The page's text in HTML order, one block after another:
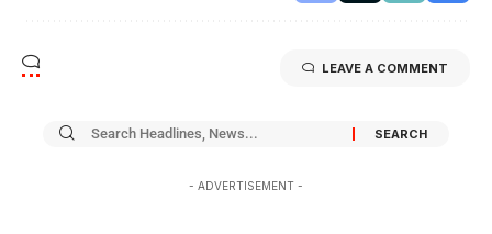
LEAVE A COMMENT
- ADVERTISEMENT -